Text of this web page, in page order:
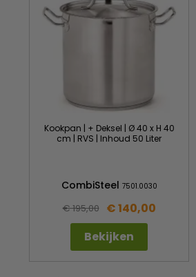
Kookpan | + Deksel | Ø 40 x H 40
cm | RVS | Inhoud 50 Liter
CombiSteel 7501.0030
€ 195,00
€ 140,00
Bekijken